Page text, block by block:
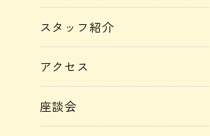
スタッフ紹介
アクセス
座談会